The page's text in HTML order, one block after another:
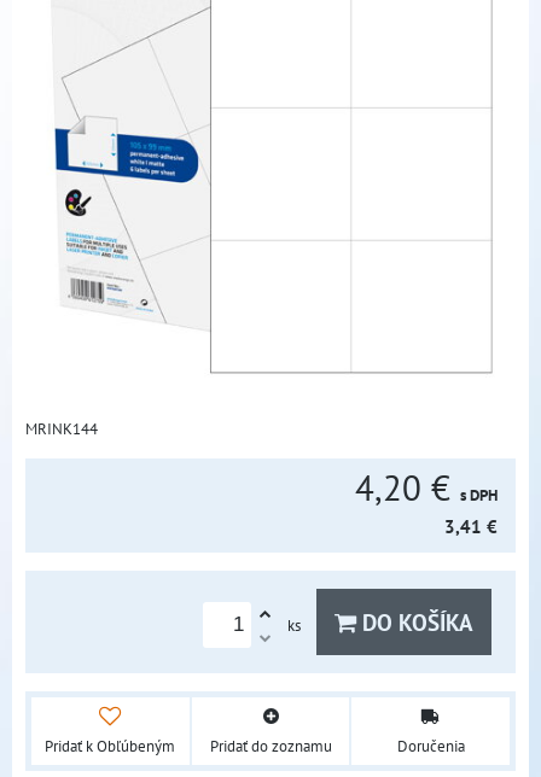
MRINK144
4,20 € s DPH
3,41 €
ks DO KOŠÍKA
Pridať k Obľúbeným Pridať do zoznamu Doručenia